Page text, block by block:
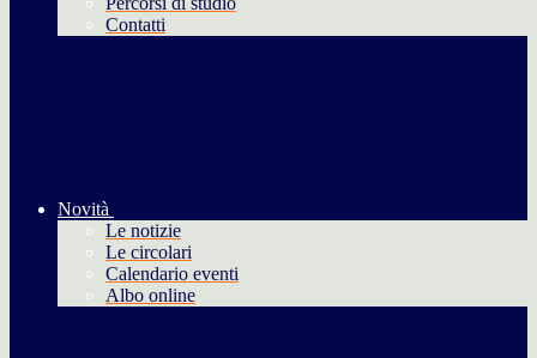
Contatti
Novità
Le notizie
Le circolari
Calendario eventi
Albo online